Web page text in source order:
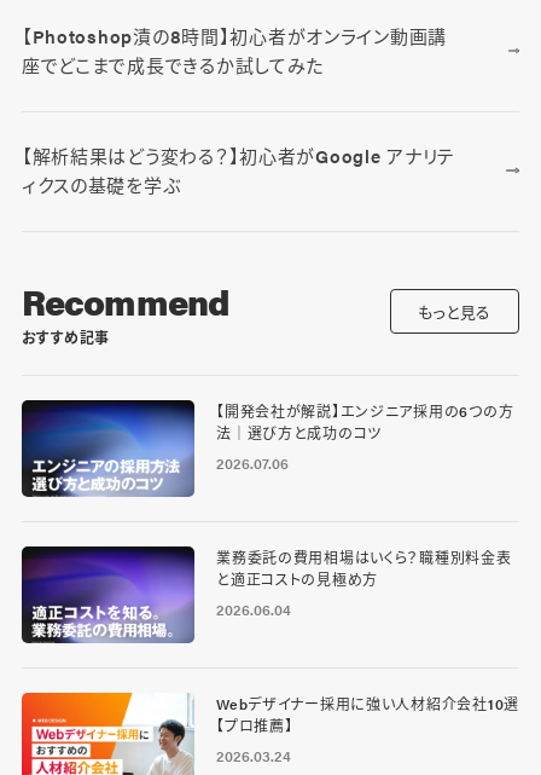
【Photoshop漬の8時間】初心者がオンライン動画講
座でどこまで成長できるか試してみた
【解析結果はどう変わる？】初心者がGoogle アナリテ
ィクスの基礎を学ぶ
Recommend
おすすめ記事
もっと見る
【開発会社が解説】エンジニア採用の6つの方
法｜選び方と成功のコツ
2026.07.06
業務委託の費用相場はいくら？職種別料金表
と適正コストの見極め方
2026.06.04
Webデザイナー採用に強い人材紹介会社10選
【プロ推薦】
2026.03.24